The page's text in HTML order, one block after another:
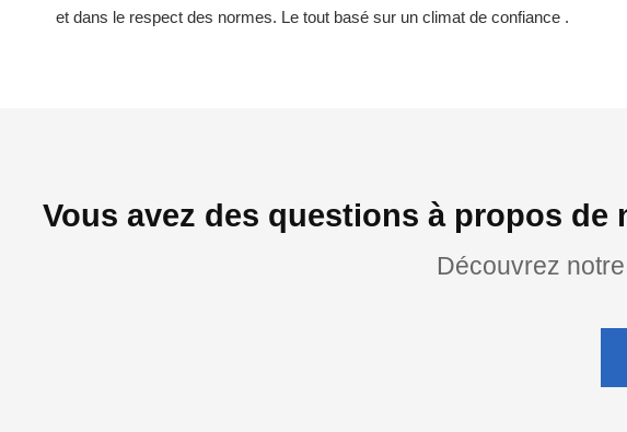
et dans le respect des normes. Le tout basé sur un climat de confiance .
Vous avez des questions à propos
Découvrez